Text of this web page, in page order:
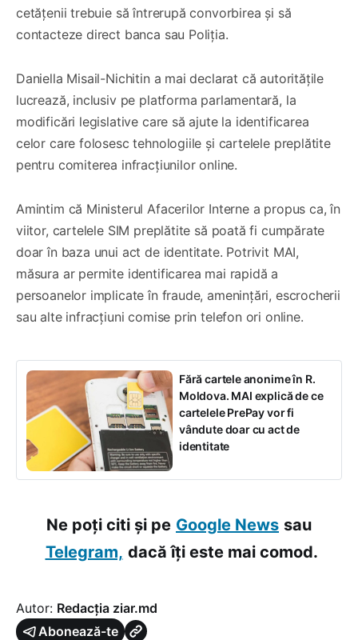
cetățenii trebuie să întrerupă convorbirea și să
contacteze direct banca sau Poliția.
Daniella Misail-Nichitin a mai declarat că autoritățile
lucrează, inclusiv pe platforma parlamentară, la
modificări legislative care să ajute la identificarea
celor care folosesc tehnologiile și cartelele preplătite
pentru comiterea infracțiunilor online.
Amintim că Ministerul Afacerilor Interne a propus ca, în
viitor, cartelele SIM preplătite să poată fi cumpărate
doar în baza unui act de identitate. Potrivit MAI,
măsura ar permite identificarea mai rapidă a
persoanelor implicate în fraude, amenințări, escrocherii
sau alte infracțiuni comise prin telefon ori online.
Fără cartele anonime în R.
Moldova. MAI explică de ce
cartelele PrePay vor fi
vândute doar cu act de
identitate
Ne poți citi și pe Google News sau
Telegram, dacă îți este mai comod.
Autor: Redacția ziar.md
Abonează-te